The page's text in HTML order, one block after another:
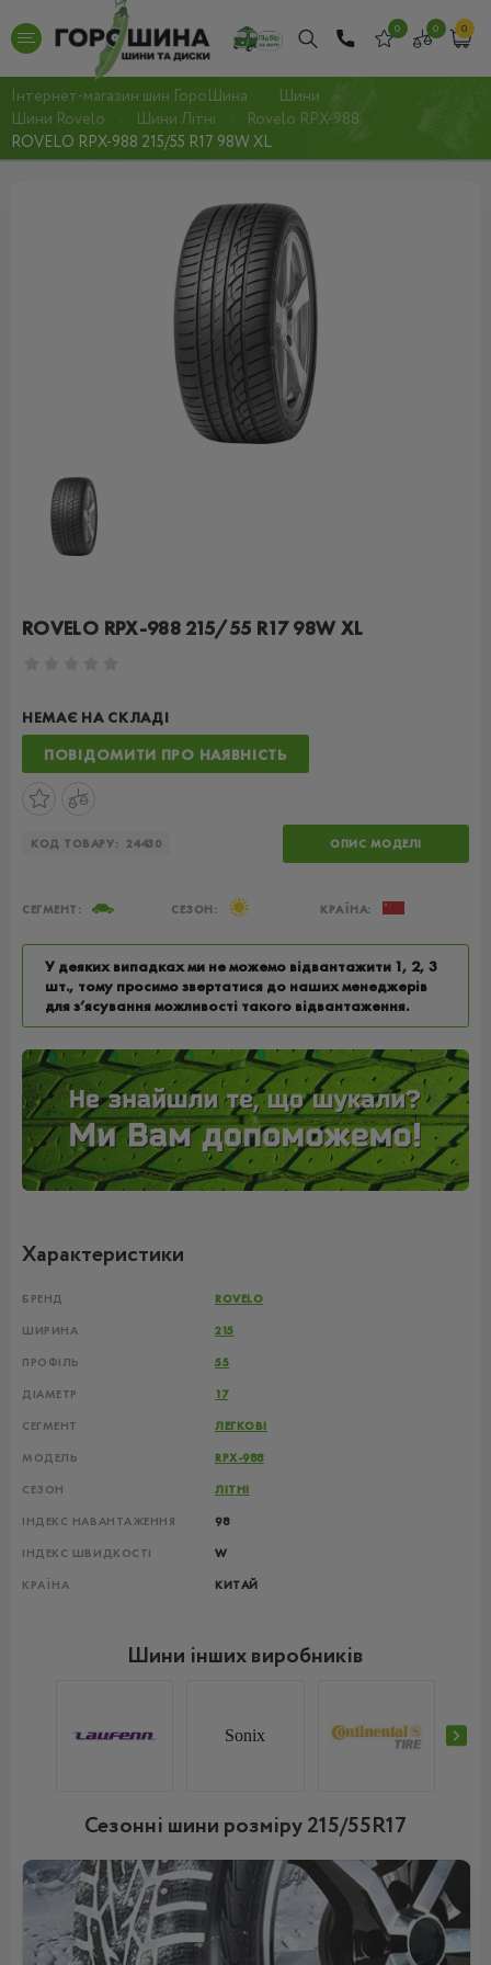
0 0 0
Інтернет-магазин шин ГороШина
Шини
Шини Rovelo
Шини Літні
Rovelo RPX-988
ROVELO RPX-988 215/55 R17 98W XL
ROVELO RPX-988 215/55 R17 98W XL
НЕМАЄ НА СКЛАДІ
ПОВІДОМИТИ ПРО НАЯВНІСТЬ
КОД ТОВАРУ: 24430 ОПИС МОДЕЛІ
СЕГМЕНТ: СЕЗОН: КРАЇНА:
У деяких випадках ми не можемо відвантажити 1, 2, 3
шт., тому просимо звертатися до наших менеджерів
для з’ясування можливості такого відвантаження.
Характеристики
БРЕНД ROVELO
ШИРИНА 215
ПРОФІЛЬ 55
ДІАМЕТР 17
СЕГМЕНТ ЛЕГКОВІ
МОДЕЛЬ RPX-988
СЕЗОН ЛІТНІ
ІНДЕКС НАВАНТАЖЕННЯ 98
ІНДЕКС ШВИДКОСТІ W
КРАЇНА КИТАЙ
Шини інших виробників
Sonix
Сезонні шини розміру 215/55R17